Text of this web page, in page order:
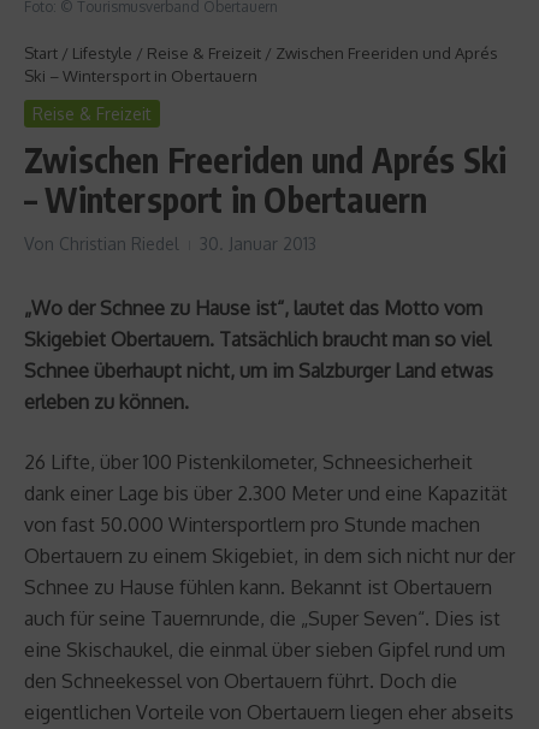
Foto: © Tourismusverband Obertauern
Start / Lifestyle / Reise & Freizeit / Zwischen Freeriden und Aprés
Ski – Wintersport in Obertauern
Reise & Freizeit
Zwischen Freeriden und Aprés Ski
– Wintersport in Obertauern
Von Christian Riedel 30. Januar 2013
„Wo der Schnee zu Hause ist“, lautet das Motto vom
Skigebiet Obertauern. Tatsächlich braucht man so viel
Schnee überhaupt nicht, um im Salzburger Land etwas
erleben zu können.
26 Lifte, über 100 Pistenkilometer, Schneesicherheit
dank einer Lage bis über 2.300 Meter und eine Kapazität
von fast 50.000 Wintersportlern pro Stunde machen
Obertauern zu einem Skigebiet, in dem sich nicht nur der
Schnee zu Hause fühlen kann. Bekannt ist Obertauern
auch für seine Tauernrunde, die „Super Seven“. Dies ist
eine Skischaukel, die einmal über sieben Gipfel rund um
den Schneekessel von Obertauern führt. Doch die
eigentlichen Vorteile von Obertauern liegen eher abseits